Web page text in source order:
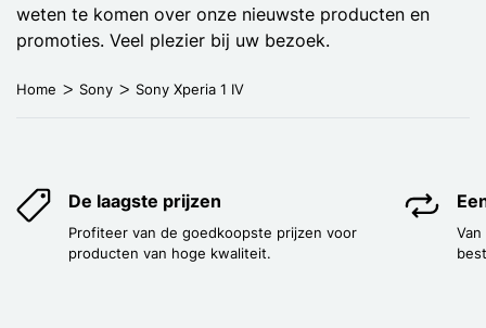
weten te komen over onze nieuwste producten en
promoties. Veel plezier bij uw bezoek.
Home Sony Sony Xperia 1 IV
De laagste prijzen
Profiteer van de goedkoopste prijzen voor
producten van hoge kwaliteit.